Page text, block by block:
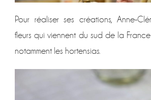
Pour réaliser ses créations, Anne-
fleurs qui viennent du sud de la
notamment les hortensias.